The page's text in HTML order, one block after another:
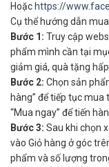
Hoặc https://
Cụ thể hướng dẫn
Bước 1: Truy cập
phẩm mình cần tại
giảm giá, quà tặng
Bước 2: Chọn sản
hàng” để tiếp tục
“Mua ngay” để tiến
Bước 3: Sau khi chọn
vào Giỏ hàng ở góc
phẩm và số lượng